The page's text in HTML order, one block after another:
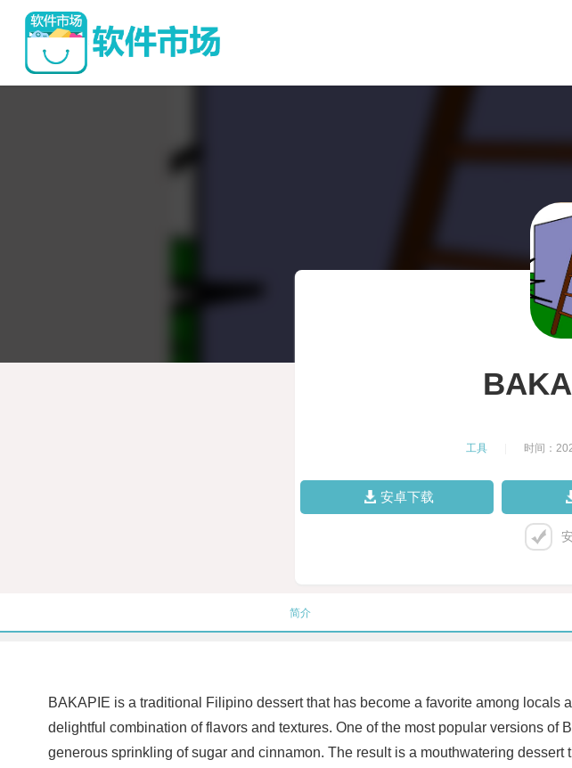
工具 时间：
安卓下载
简介
BAKAPIE is a traditional Filipino dessert that has become a favorite among
delightful combination of flavors and textures. One of the most popular versions
generous sprinkling of sugar and cinnamon. The result is a mouthwatering